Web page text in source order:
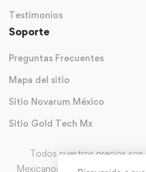
Testimonios
Soporte
Preguntas Frecuentes
Mapa del sitio
Sitio Novarum México
Sitio Gold Tech Mx
Todos nuestros precios son
Mexicanos (MXN) y con IVA